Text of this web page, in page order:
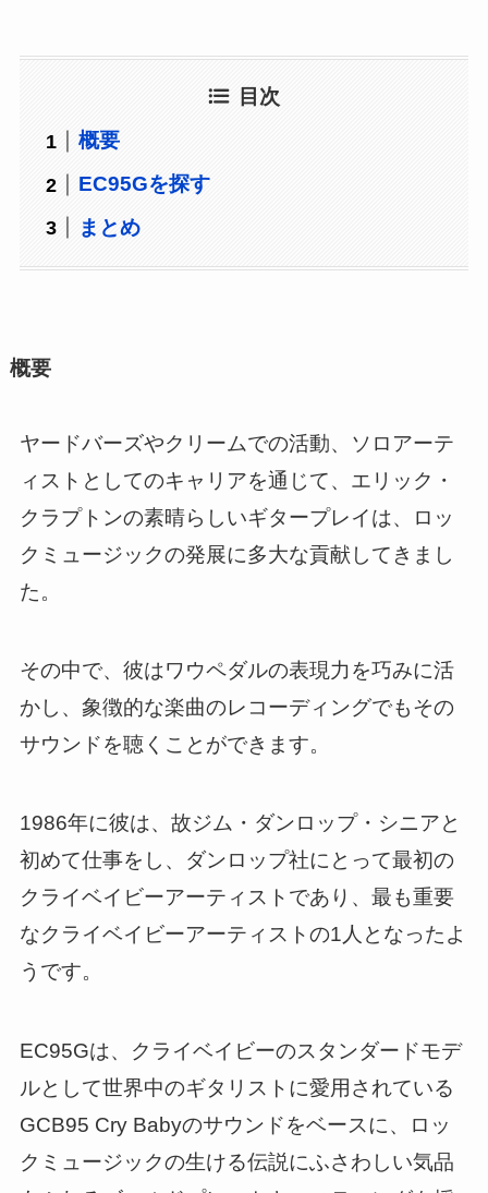
目次
概要
EC95Gを探す
まとめ
概要
ヤードバーズやクリームでの活動、ソロアーテ
ィストとしてのキャリアを通じて、エリック・
クラプトンの素晴らしいギタープレイは、ロッ
クミュージックの発展に多大な貢献してきまし
た。
その中で、彼はワウペダルの表現力を巧みに活
かし、象徴的な楽曲のレコーディングでもその
サウンドを聴くことができます。
1986年に彼は、故ジム・ダンロップ・シニアと
初めて仕事をし、ダンロップ社にとって最初の
クライベイビーアーティストであり、最も重要
なクライベイビーアーティストの1人となったよ
うです。
EC95Gは、クライベイビーのスタンダードモデ
ルとして世界中のギタリストに愛用されている
GCB95 Cry Babyのサウンドをベースに、ロッ
クミュージックの生ける伝説にふさわしい気品